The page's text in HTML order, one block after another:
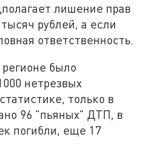
лишение прав
рублей, а если
ответственность.
было
нетрезвых
только в
96 "пьяных" ДТП, в
погибли, еще 17